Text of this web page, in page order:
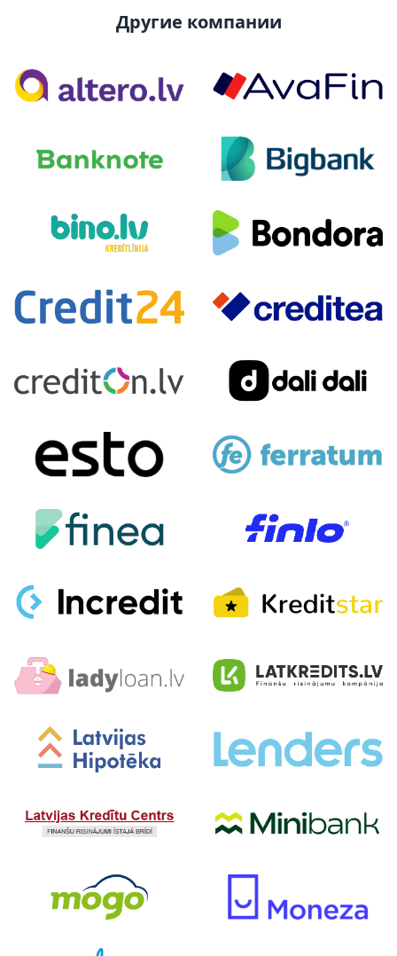
Другие компании